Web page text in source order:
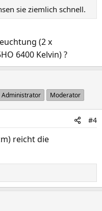
sie ziemlich schnell.
(2 x
6400 Kelvin) ?
Administrator Moderator
#4
reicht die